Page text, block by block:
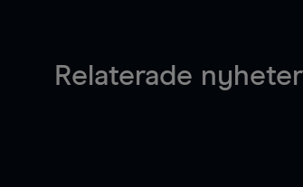
Relaterade nyheter